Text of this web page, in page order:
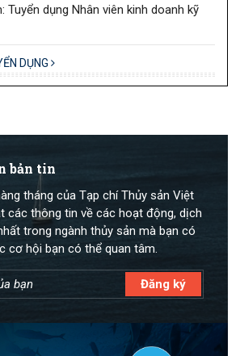
Tuyển dụng Nhân viên kinh doanh kỹ
DỤNG
bản tin
tháng của Tạp chí Thủy sản Việt
các thông tin về các hoạt động, dịch
trong ngành thủy sản mà bạn có
cơ hội bạn có thể quan tâm.